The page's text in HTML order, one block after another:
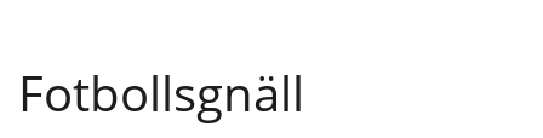
Fotbollsgnäll